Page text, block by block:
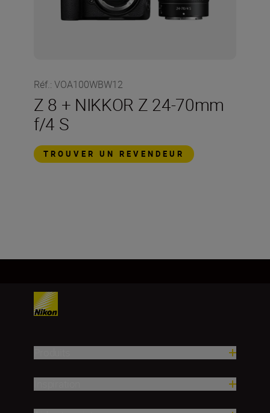
Réf.: VOA100WBW12
Z 8 + NIKKOR Z 24-70mm
f/4 S
TROUVER UN REVENDEUR